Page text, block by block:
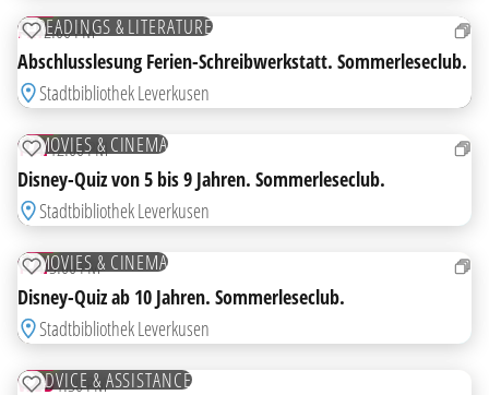
READINGS & LITERATURE
ADD TO WATCHLIST
FRI2:00 PM
Abschlusslesung Ferien-Schreibwerkstatt. Sommerleseclub.
Stadtbibliothek Leverkusen
18
MOVIES & CINEMA
ADD TO WATCHLIST
TUE12:00 PM
Disney-Quiz von 5 bis 9 Jahren. Sommerleseclub.
Stadtbibliothek Leverkusen
18
MOVIES & CINEMA
ADD TO WATCHLIST
TUE3:00 PM
Disney-Quiz ab 10 Jahren. Sommerleseclub.
Stadtbibliothek Leverkusen
19
ADVICE & ASSISTANCE
ADD TO WATCHLIST
WED1:30 PM